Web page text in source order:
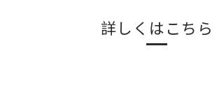
詳しくはこちら